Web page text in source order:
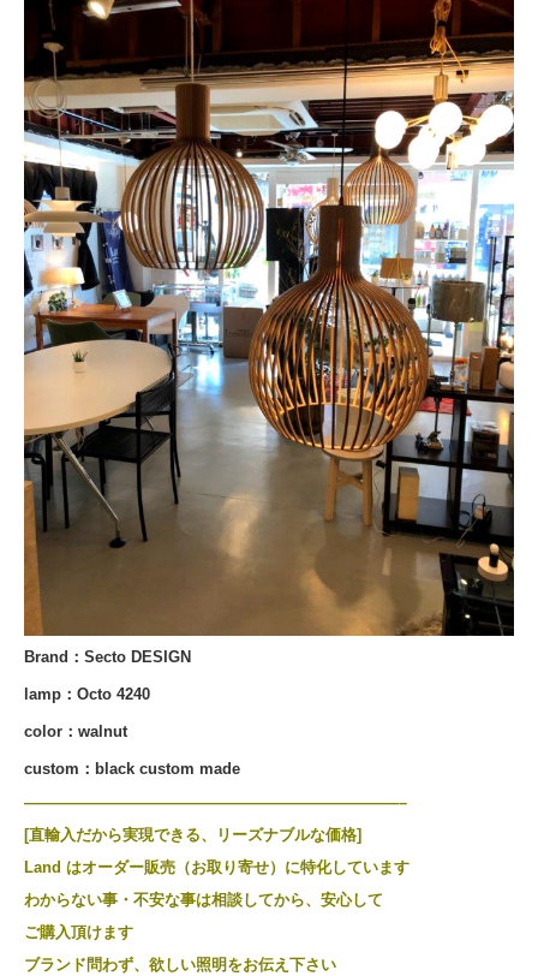
Brand：Secto DESIGN
lamp：Octo 4240
color：walnut
custom：black custom made
————————————————————————–
[直輸入だから実現できる、リーズナブルな価格]
Land はオーダー販売（お取り寄せ）に特化しています
わからない事・不安な事は相談してから、安心して
ご購入頂けます
ブランド問わず、欲しい照明をお伝え下さい